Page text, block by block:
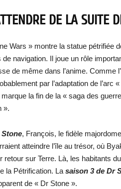
DE LA SUITE
Wars » montre la statue pétrifiée
navigation. Il joue un rôle
de même dans l’anime. Comme
par l’adaptation de l’arc
la fin de la « saga des
».
Stone, François, le fidèle
atteindre l’île au trésor, où
retour sur Terre. Là, les habitants
la Pétrification. La saison 3 de Dr
de « Dr Stone ».